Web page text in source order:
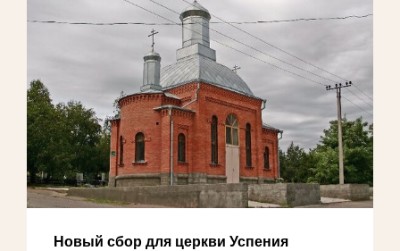
Новый сбор для церкви Успения